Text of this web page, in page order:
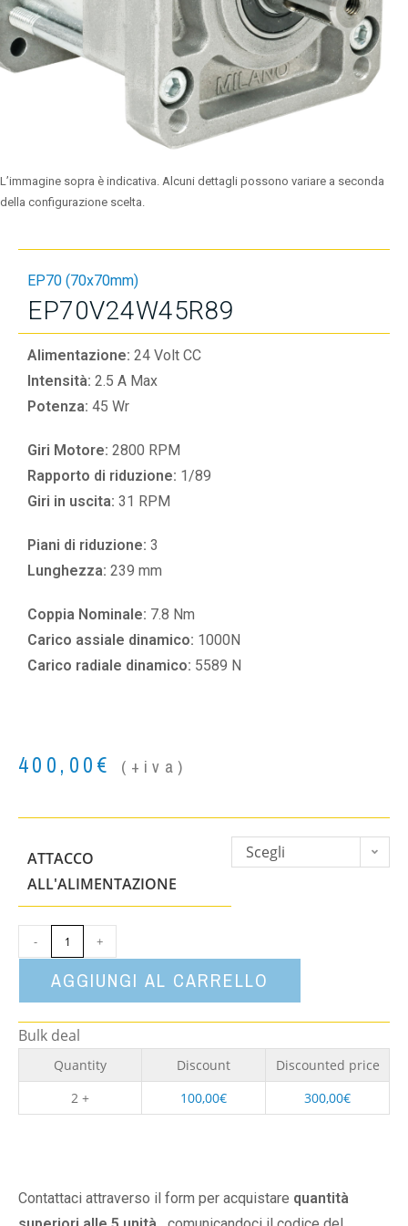
L’immagine sopra è indicativa. Alcuni dettagli possono variare a seconda
della configurazione scelta.
EP70 (70x70mm)
EP70V24W45R89
Alimentazione: 24 Volt CC
Intensità: 2.5 A Max
Potenza: 45 Wr
Giri Motore: 2800 RPM
Rapporto di riduzione: 1/89
Giri in uscita: 31 RPM
Piani di riduzione: 3
Lunghezza: 239 mm
Coppia Nominale: 7.8 Nm
Carico assiale dinamico: 1000N
Carico radiale dinamico: 5589 N
400,00€ (+iva)
ATTACCO
ALL'ALIMENTAZIONE
Scegli
- +
AGGIUNGI AL CARRELLO
Bulk deal
Quantity Discount
Discounted price
2 +
100,00€ 300,00€
Contattaci attraverso il form per acquistare quantità